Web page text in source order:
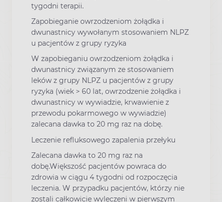
tygodni terapii.
Zapobieganie owrzodzeniom żołądka i
dwunastnicy wywołanym stosowaniem NLPZ
u pacjentów z grupy ryzyka
W zapobieganiu owrzodzeniom żołądka i
dwunastnicy związanym ze stosowaniem
leków z grupy NLPZ u pacjentów z grupy
ryzyka (wiek > 60 lat, owrzodzenie żołądka i
dwunastnicy w wywiadzie, krwawienie z
przewodu pokarmowego w wywiadzie)
zalecana dawka to 20 mg raz na dobę.
Leczenie refluksowego zapalenia przełyku
Zalecana dawka to 20 mg raz na
dobę.Większość pacjentów powraca do
zdrowia w ciągu 4 tygodni od rozpoczęcia
leczenia. W przypadku pacjentów, którzy nie
zostali całkowicie wyleczeni w pierwszym